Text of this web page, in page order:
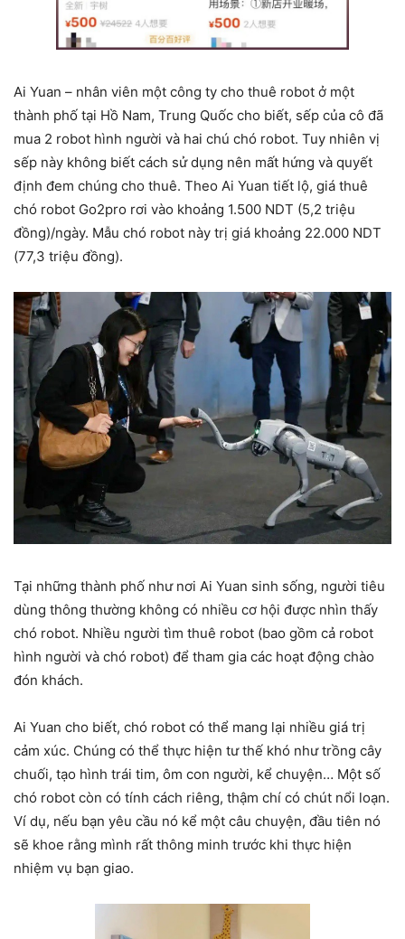
Ai Yuan – nhân viên một công ty cho thuê robot ở một
thành phố tại Hồ Nam, Trung Quốc cho biết, sếp của cô đã
mua 2 robot hình người và hai chú chó robot. Tuy nhiên vị
sếp này không biết cách sử dụng nên mất hứng và quyết
định đem chúng cho thuê. Theo Ai Yuan tiết lộ, giá thuê
chó robot Go2pro rơi vào khoảng 1.500 NDT (5,2 triệu
đồng)/ngày. Mẫu chó robot này trị giá khoảng 22.000 NDT
(77,3 triệu đồng).
Tại những thành phố như nơi Ai Yuan sinh sống, người tiêu
dùng thông thường không có nhiều cơ hội được nhìn thấy
chó robot. Nhiều người tìm thuê robot (bao gồm cả robot
hình người và chó robot) để tham gia các hoạt động chào
đón khách.
Ai Yuan cho biết, chó robot có thể mang lại nhiều giá trị
cảm xúc. Chúng có thể thực hiện tư thế khó như trồng cây
chuối, tạo hình trái tim, ôm con người, kể chuyện… Một số
chó robot còn có tính cách riêng, thậm chí có chút nổi loạn.
Ví dụ, nếu bạn yêu cầu nó kể một câu chuyện, đầu tiên nó
sẽ khoe rằng mình rất thông minh trước khi thực hiện
nhiệm vụ bạn giao.